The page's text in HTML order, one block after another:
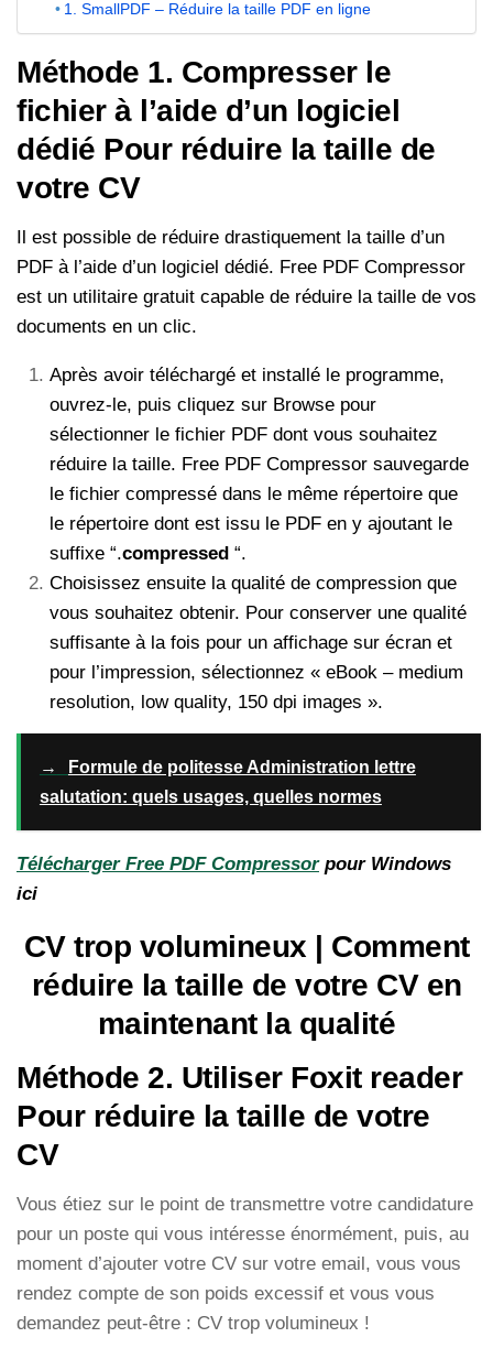
1. SmallPDF – Réduire la taille PDF en ligne
Méthode 1. Compresser le
fichier à l’aide d’un logiciel
dédié Pour réduire la taille de
votre CV
Il est possible de réduire drastiquement la taille d’un
PDF à l’aide d’un logiciel dédié. Free PDF Compressor
est un utilitaire gratuit capable de réduire la taille de vos
documents en un clic.
Après avoir téléchargé et installé le programme,
ouvrez-le, puis cliquez sur Browse pour
sélectionner le fichier PDF dont vous souhaitez
réduire la taille. Free PDF Compressor sauvegarde
le fichier compressé dans le même répertoire que
le répertoire dont est issu le PDF en y ajoutant le
suffixe “.compressed “.
Choisissez ensuite la qualité de compression que
vous souhaitez obtenir. Pour conserver une qualité
suffisante à la fois pour un affichage sur écran et
pour l’impression, sélectionnez « eBook – medium
resolution, low quality, 150 dpi images ».
→
Formule de politesse Administration lettre
salutation: quels usages, quelles normes
Télécharger Free PDF Compressorpour Windows
ici
CV trop volumineux | Comment
réduire la taille de votre CV en
maintenant la qualité
Méthode 2. Utiliser Foxit reader
Pour réduire la taille de votre
CV
Vous étiez sur le point de transmettre votre candidature
pour un poste qui vous intéresse énormément, puis, au
moment d’ajouter votre CV sur votre email, vous vous
rendez compte de son poids excessif et vous vous
demandez peut-être : CV trop volumineux !